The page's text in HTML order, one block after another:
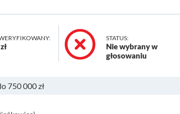
STATUS:
Nie wybrany w
głosowaniu
750 000 zł